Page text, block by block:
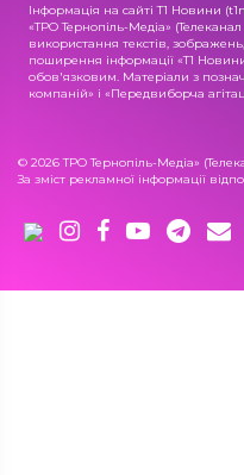
Інформація на сайті Т1 Новини
«ТРО Тернопіль-Медіа»
використання текстів,
поширення інформації «Т1
обов'язковим. Матеріали з
компаній» і «Передвиборча
© 2026 ТРО Тернопіль-Медіа»
За зміст рекламної інформації